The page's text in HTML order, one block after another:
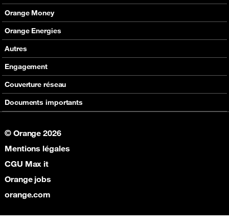
Assistance
En boutique
Nos offres
Nos produits
Assistance
Orange Money
Carte Visa Orange Money
Devenir partenaire Orange Money
Assistance
Orange Energies
Offres
Autres
SVA
Max it
Boutique
Engagement
RSE
Fondation Orange
Couverture réseau
Documents importants
© Orange 2026
Mentions légales
CGU Max it
Orange jobs
orange.com